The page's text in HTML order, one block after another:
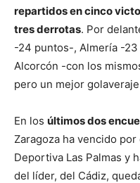
repartidos en cinco
tres derrotas. Por
-24 puntos-, Almería -
Alcorcón -con los
pero un mejor
En los últimos dos
Zaragoza ha vencido
Deportiva Las Palmas y
del líder, del Cádiz,